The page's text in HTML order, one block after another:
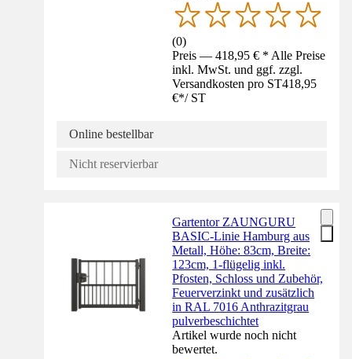
(0)
Preis — 418,95 € * Alle Preise
inkl. MwSt. und ggf. zzgl.
Versandkosten pro ST418,95
€*/ ST
Online bestellbar
Nicht reservierbar
Gartentor ZAUNGURU
BASIC-Linie Hamburg aus
Metall, Höhe: 83cm, Breite:
123cm, 1-flügelig inkl.
Pfosten, Schloss und Zubehör,
Feuerverzinkt und zusätzlich
in RAL 7016 Anthrazitgrau
pulverbeschichtet
Artikel wurde noch nicht
bewertet.